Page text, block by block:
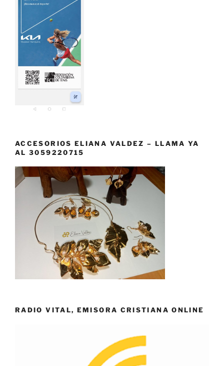
ACCESORIOS ELIANA VALDEZ – LLAMA YA
AL 3059220715
RADIO VITAL, EMISORA CRISTIANA ONLINE